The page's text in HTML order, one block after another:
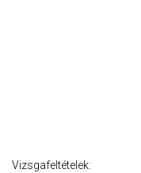
Vizsgafeltételek: